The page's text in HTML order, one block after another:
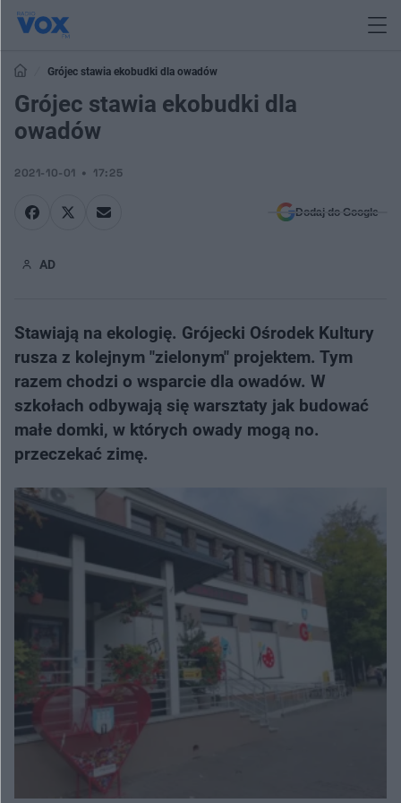
Grójec stawia ekobudki dla owadów
Grójec stawia ekobudki dla
owadów
2021-10-01 17:25
Dodaj do Google
AD
Stawiają na ekologię. Grójecki Ośrodek Kultury
rusza z kolejnym "zielonym" projektem. Tym
razem chodzi o wsparcie dla owadów. W
szkołach odbywają się warsztaty jak budować
małe domki, w których owady mogą no.
przeczekać zimę.